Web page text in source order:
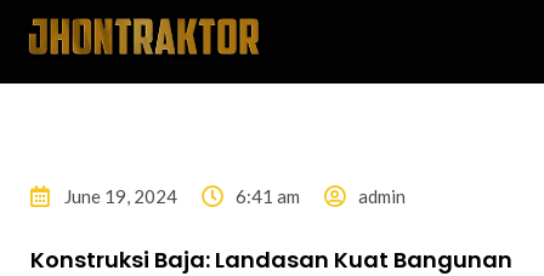
June 19, 2024 6:41 am admin
Konstruksi Baja: Landasan Kuat Bangunan